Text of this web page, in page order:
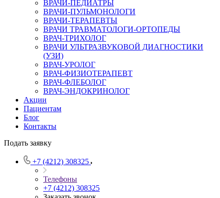
ВРАЧИ-ПЕДИАТРЫ
ВРАЧИ-ПУЛЬМОНОЛОГИ
ВРАЧИ-ТЕРАПЕВТЫ
ВРАЧИ ТРАВМАТОЛОГИ-ОРТОПЕДЫ
ВРАЧ-ТРИХОЛОГ
ВРАЧИ УЛЬТРАЗВУКОВОЙ ДИАГНОСТИКИ
(УЗИ)
ВРАЧ-УРОЛОГ
ВРАЧ-ФИЗИОТЕРАПЕВТ
ВРАЧ-ФЛЕБОЛОГ
ВРАЧ-ЭНДОКРИНОЛОГ
Акции
Пациентам
Блог
Контакты
Подать заявку
+7 (4212) 308325
Телефоны
+7 (4212) 308325